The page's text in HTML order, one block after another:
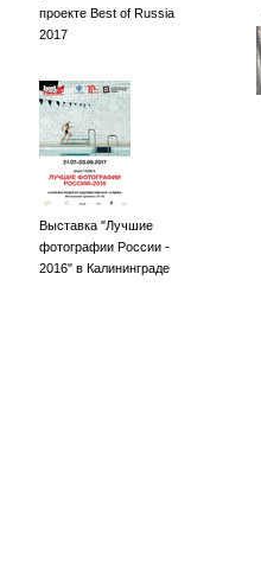
проекте Best of Russia
2017
Выставка "Лучшие
фотографии России -
2016" в Калининграде